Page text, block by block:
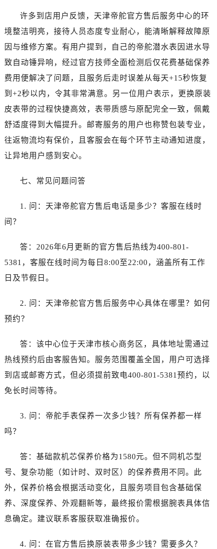
云南省普洱市思茅区振兴大道帝舵售后服务中心（需提前预约）
云南省曲靖市麒麟区学府路帝舵售后服务中心（需提前预约）
云南省文山壮族苗族自治州文山市东风路帝舵售后服务中心（需提前预约）
云南省西双版纳傣族自治州景洪市宣慰大道帝舵售后服务中心（需提前预约）
重庆市江北区观音桥步行街2号融恒时代广场9层902室帝舵售后服务中心（需提前预约）
新疆维吾尔自治区乌鲁木齐市天山区红山路26号时代广场（CCMALL）C座17层17-B帝舵售后服务中心（需提前预约）
浙江省温州市鹿城区锦绣路1067号置信广场10层1015室帝舵售后服务中心（需提前预约）
黑龙江省哈尔滨市道里区友谊西路600号富力中心T2座写字楼29层03室室帝舵售后服务中心（需提前预约）
江苏省南通市崇川区工农路57号圆融广场写字楼16层1603室帝舵售后服务中心（需提前预约）
安徽省合肥市蜀山区潜山路111号万象城华润大厦B座12楼03室帝舵售后服务中心（需提前预约）
山东省烟台市芝罘区胜利路139号万达金融中心A座907室帝舵售后服务中心（需提前预约）
云南省昆明市盘龙区北京路928号同德昆明广场写字楼10层06室帝舵售后服务中心（需提前预约）
河北省石家庄市长安区中山东路39号勒泰中心写字楼B座13层07室帝舵售后服务中心（需提前预约）
陕西省西安市碑林区南关正街88号华侨城长安国际中心E座6楼10室帝舵售后服务中心（需提前预约）
台州市椒江区东海大道1800号腾达中心东1幢20楼2002室帝舵售后服务中心（需提前预约）
许多到店用户反馈，天津帝舵官方售后服务中心的环
境整洁明亮，接待人员态度专业耐心，能清晰解释故障原
因与维修方案。有用户提到，自己的帝舵潜水表因进水导
致自动锤异响，经过官方技师全面检测后仅花费基础保养
费用便解决了问题，且服务后走时误差从每天+15秒恢复
到+2秒以内，令其非常满意。另一位用户表示，更换原装
皮表带的过程快捷高效，表带质感与原配完全一致，佩戴
舒适度得到大幅提升。邮寄服务的用户也称赞包装专业，
往返物流均有保价，且客服会在每个环节主动通知进度，
让异地用户感到安心。
七、常见问题问答
1. 问：天津帝舵官方售后电话是多少？客服在线时
间？
答：2026年6月更新的官方售后热线为400-801-
5381，客服在线时间为每日8:00至22:00，涵盖所有工作
日及节假日。
2. 问：天津帝舵官方售后服务中心具体在哪里？如何
预约？
答：该中心位于天津市核心商务区，具体地址需通过
热线预约后由客服告知。服务范围覆盖全国，用户可选择
到店或邮寄方式，但必须提前致电400-801-5381预约，以
免长时间等待。
3. 问：帝舵手表保养一次多少钱？所有保养都一样
吗？
答：基础款机芯保养价格为1580元。但不同机芯型
号、复杂功能（如计时、双时区）的保养费用不同。此
外，保养价格会根据活动变化，且服务项目包含基础保
养、深度保养、外观翻新等，最终报价需根据腕表具体信
息确定。建议联系客服获取准确报价。
4. 问：在官方售后换原装表带多少钱？需要多久？